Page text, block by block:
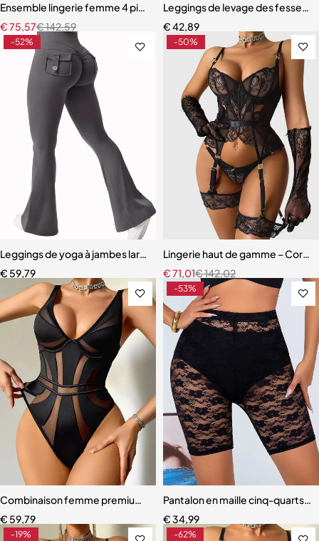
Ensemble lingerie femme 4 pièces – Broderie raffinée et chaînes
€142,59
€75,57
Leggings de levage des fesses
€42,89
-52%
Leggings de yoga à jambes larges pour femmes
€ 59,79
-50%
Lingerie haut de gamme –
€142,02
€71,01
Combinaison femme premium – Design moderne avec effet galbant
€ 59,79
-53%
Pantalon en maille cinq-quarts
€34,99
-19% -62%